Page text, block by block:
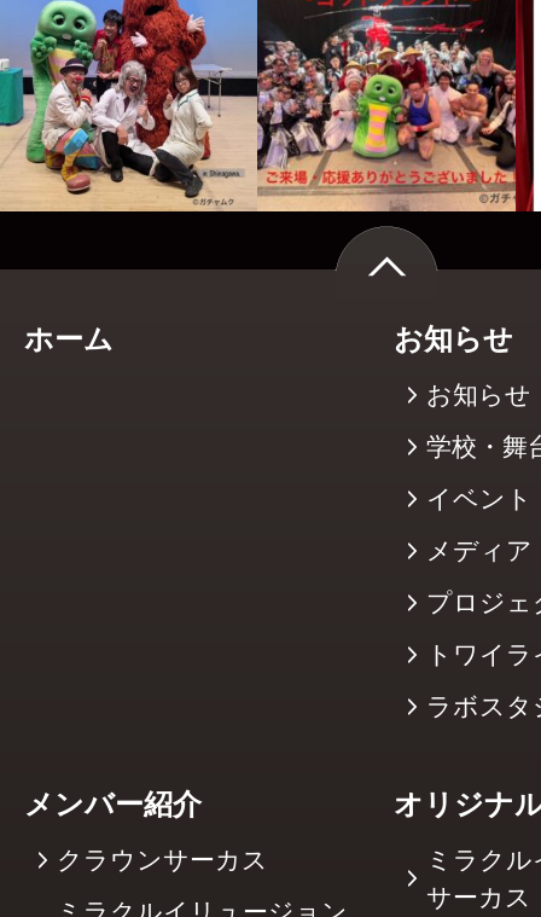
ホーム お知らせ
お知らせ
学校・舞
イベント
メディア
プロジェ
トワイ
ラボスタ
メンバー紹介
クラウンサーカス
ミラクルイリュージョン
オリジナ
ミラク
サーカ